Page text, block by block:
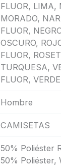
FLUOR, LIMA,
MORADO,
FLUOR,
OSCURO,
FLUOR,
TURQUESA,
FLUOR,
Hombre
CAMISETAS
50% Poliéster
50% Poliéster,